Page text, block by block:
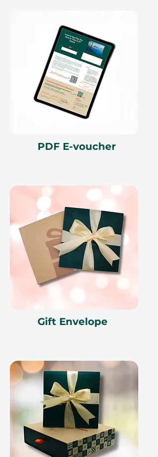
незабываемую атмосферу — всё
в одном замечательном вечере.
Обратите внимание: это
впечатление недоступно в
летние месяцы июля и августа.
Бронирование возобновится с
сентября 2025 года.
Мелкий шрифт 📜
Этот подарочный сертификат
действителен в течение 12
месяцев и имеет уникальный код
идентификации, может быть
использован только один раз, не
может быть обменян на
наличные, заменен в случае
утери и не подлежит возврату.
Подарочный сертификат должен
может быть использован только
на ithara.ae. Требуется
может быть обработано из-за
политики наших партнеров.
Отмена бронирования может
сделать сертификат
недействительным. Условия
могут изменяться.
PDF E-voucher
Gift Envelope